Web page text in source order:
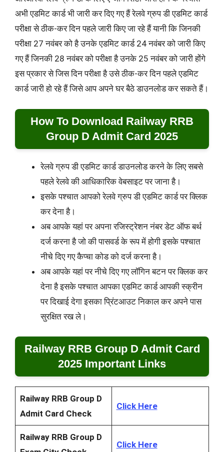
अभी एडमिट कार्ड भी जारी कर दिए गए हैं रेलवे ग्रुप डी एडमिट कार्ड
परीक्षा से ठीक-कर दिन पहले जारी किए जा रहे हैं यानी कि जिनकी
परीक्षा 27 नवंबर को है उनके एडमिट कार्ड 24 नवंबर को जारी किए
गए हैं जिनकी 28 नवंबर को परीक्षा है उनके 25 नवंबर को जारी होंगे
इस प्रकार से जिस दिन परीक्षा है उसे ठीक-कर दिन पहले एडमिट
कार्ड जारी हो रहे हैं जिसे आप अपने घर बैठे डाउनलोड कर सकते हैं।
How To Download Railway RRB
Group D Admit Card 2025
रेलवे ग्रुप डी एडमिट कार्ड डाउनलोड करने के लिए सबसे
पहले रेलवे की आधिकारिक वेबसाइट पर जाना है।
इसके पश्चात आपको रेलवे ग्रुप डी एडमिट कार्ड पर क्लिक
कर देना है।
अब आपके यहां पर अपना रजिस्ट्रेशन नंबर डेट ऑफ बर्थ
दर्ज करना है जो की पासवर्ड के रूप में होगी इसके पश्चात
नीचे दिए गए कैप्चा कोड को दर्ज करना है।
अब आपके यहां पर नीचे दिए गए लॉगिन बटन पर क्लिक कर
देना है इसके पश्चात आपका एडमिट कार्ड आपकी स्क्रीन
पर दिखाई देगा इसका प्रिंटआउट निकाल कर अपने पास
सुरक्षित रख ले।
Railway RRB Group D Admit Card
2025 Important Links
Railway RRB Group D
Admit Card Check
Click Here
Railway RRB Group D
Click Here